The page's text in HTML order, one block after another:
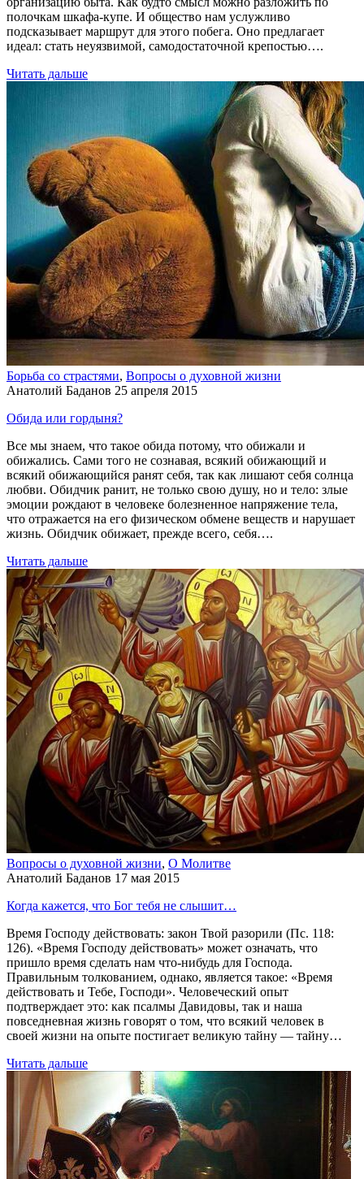
полочкам шкафа-купе. И общество нам услужливо
подсказывает маршрут для этого побега. Оно предлагает
идеал: стать неуязвимой, самодостаточной крепостью….
Читать дальше
Борьба со страстями, Вопросы о духовной жизни
Анатолий Баданов 25 апреля 2015
Обида или гордыня?
Все мы знаем, что такое обида потому, что обижали и
обижались. Сами того не сознавая, всякий обижающий и
всякий обижающийся ранят себя, так как лишают себя солнца
любви. Обидчик ранит, не только свою душу, но и тело: злые
эмоции рождают в человеке болезненное напряжение тела,
что отражается на его физическом обмене веществ и нарушает
жизнь. Обидчик обижает, прежде всего, себя….
Читать дальше
Вопросы о духовной жизни, О Молитве
Анатолий Баданов 17 мая 2015
Когда кажется, что Бог тебя не слышит…
Время Господу действовать: закон Твой разорили (Пс. 118:
126). «Время Господу действовать» может означать, что
пришло время сделать нам что-нибудь для Господа.
Правильным толкованием, однако, является такое: «Время
действовать и Тебе, Господи». Человеческий опыт
подтверждает это: как псалмы Давидовы, так и наша
повседневная жизнь говорят о том, что всякий человек в
своей жизни на опыте постигает великую тайну — тайну…
Читать дальше